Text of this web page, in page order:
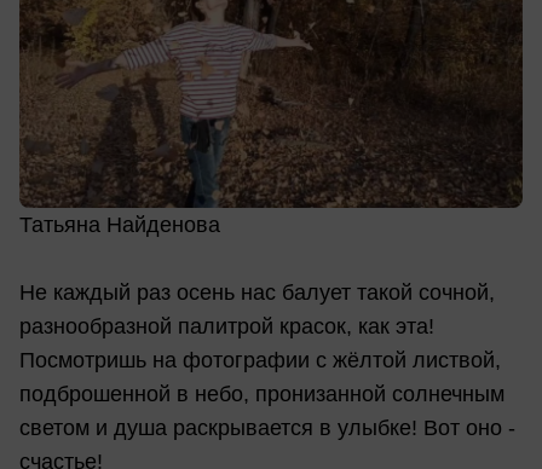
Татьяна Найденова
Не каждый раз осень нас балует такой сочной,
разнообразной палитрой красок, как эта!
Посмотришь на фотографии с жёлтой листвой,
подброшенной в небо, пронизанной солнечным
светом и душа раскрывается в улыбке! Вот оно -
счастье!